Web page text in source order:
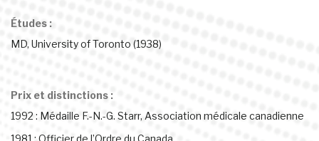
Études :
MD, University of Toronto (1938)
Prix et distinctions :
1992 : Médaille F.-N.-G. Starr, Association médicale canadienne
1981 : Officier de l’Ordre du Canada